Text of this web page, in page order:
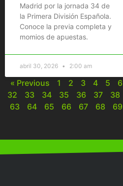
Madrid por la jornada 34 de
la Primera División Española.
Conoce la previa completa y
momios de apuestas.
abril 30, 2026 2:00 am
« Previous 1 2 3 4 5 6
32
33 34 35 36 37 38
63
64 65 66 67 68 69